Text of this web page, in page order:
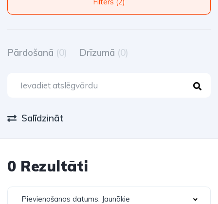
Pārdošanā (0) Drīzumā (0)
Salīdzināt
0 Rezultāti
Pievienošanas datums: Jaunākie